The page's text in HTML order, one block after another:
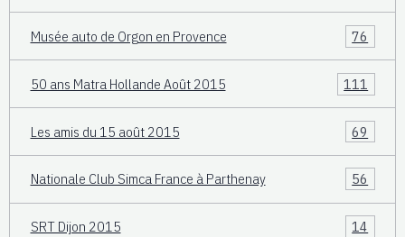
Musée auto de Orgon en Provence 76
50 ans Matra Hollande Août 2015 111
Les amis du 15 août 2015 69
Nationale Club Simca France à Parthenay 56
SRT Dijon 2015 14